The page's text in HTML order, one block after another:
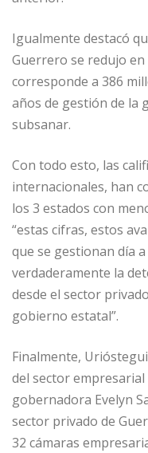
Igualmente destacó
Guerrero se redujo
corresponde a 386
años de gestión de la
subsanar.
Con todo esto, las
internacionales, han
los 3 estados con
“estas cifras, estos
que se gestionan día
verdaderamente la
desde el sector
gobierno estatal”.
Finalmente,
del sector
gobernadora Evelyn
sector privado de
32 cámaras